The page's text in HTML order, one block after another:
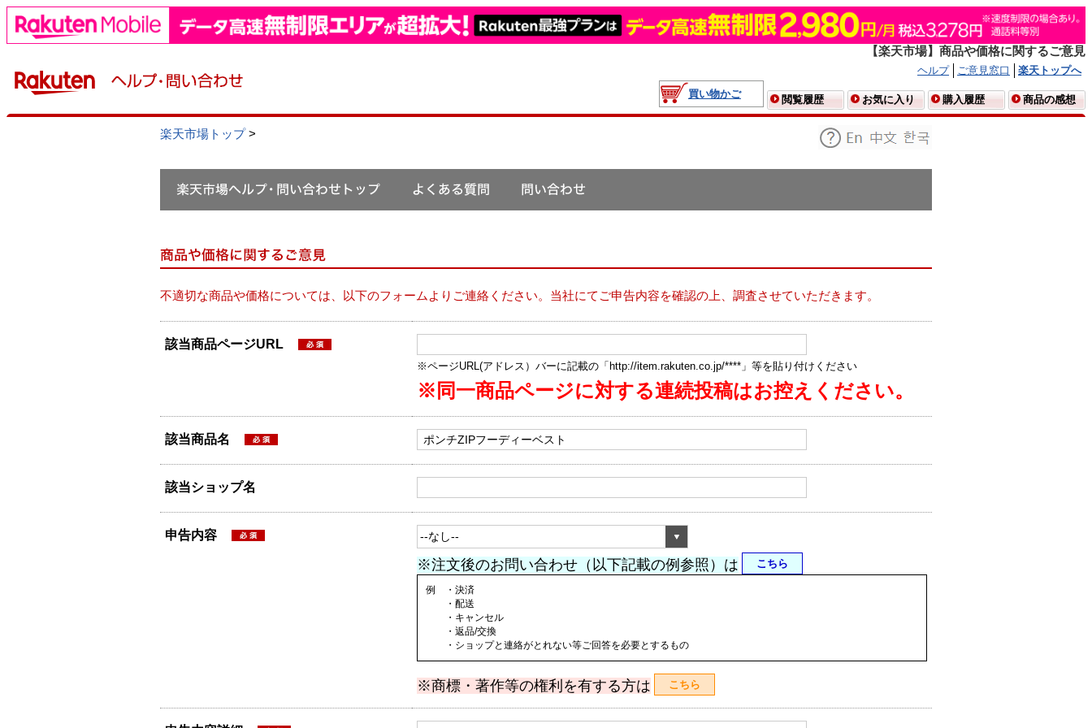
【楽天市場】商品や価格に関するご意見
ヘルプ ご意見窓口
楽天トップへ
買い物かご
閲覧履歴 お気に入り 購入履歴 商品の感想
楽天市場トップ>
不適切な商品や価格については、以下のフォームよりご連絡ください。当社にてご申告内容を確認の上、調査させていただきます。
該当商品ページURL
※ページURL(アドレス）バーに記載の「http://item.rakuten.co.jp/****」等を貼り付けください
※同一商品ページに対する連続投稿はお控えください。
該当商品名
該当ショップ名
申告内容
※注文後のお問い合わせ（以下記載の例参照）は こちら
例 ・決済
・配送
・キャンセル
・返品/交換
・ショップと連絡がとれない等ご回答を必要とするもの
※商標・著作等の権利を有する方は こちら